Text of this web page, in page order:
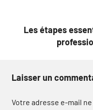
Les étapes
Laisser un
Votre adresse e-mail